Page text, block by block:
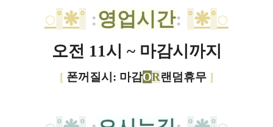
◌˚❋˚ :영업시간: ˚❋˚◌
오전 11시 ~ 마감시까지
[ 폰꺼질시: 마감OR랜덤휴무 ]